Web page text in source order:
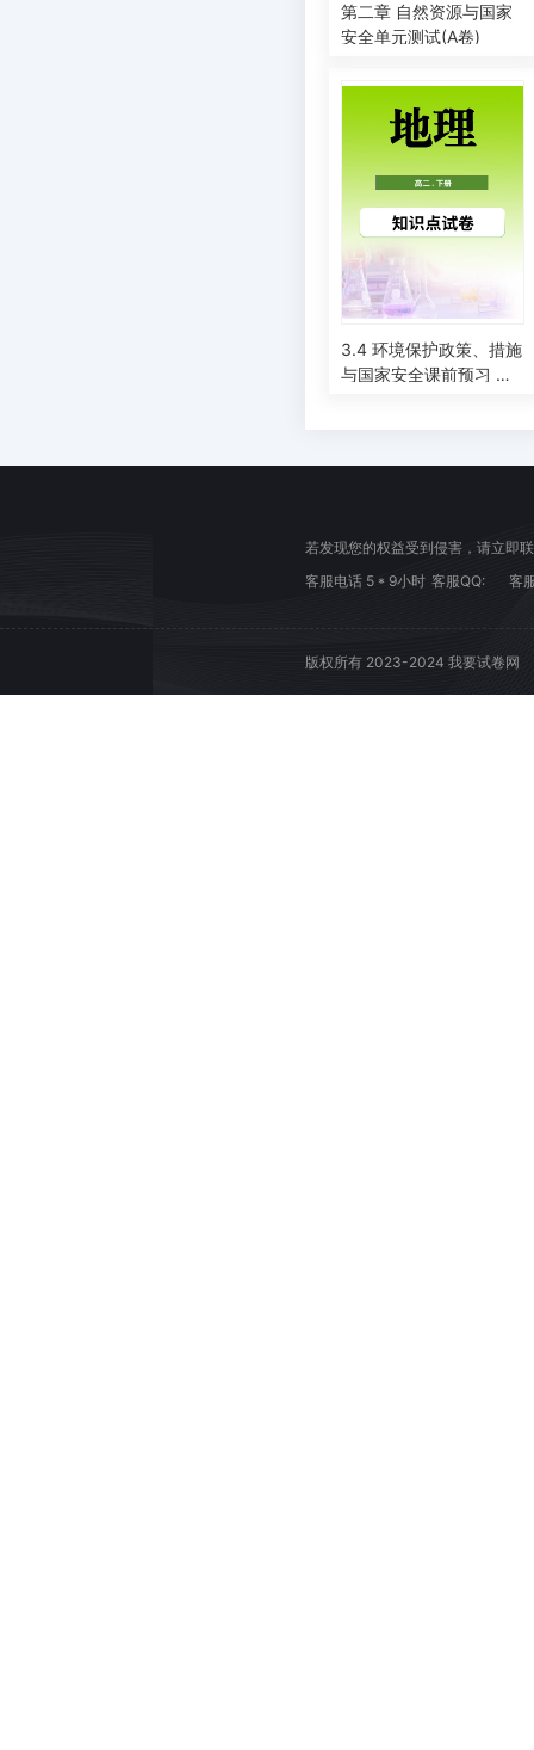
第二章 自然资源与国家
安全单元测试(A卷)
3.4 环境保护政策、措施
与国家安全课前预习 湘
若发现您的权益受到侵害，请立即
客服电话 5 * 9小时 客服QQ: 客
版权所有 2023-2024 我要试卷网